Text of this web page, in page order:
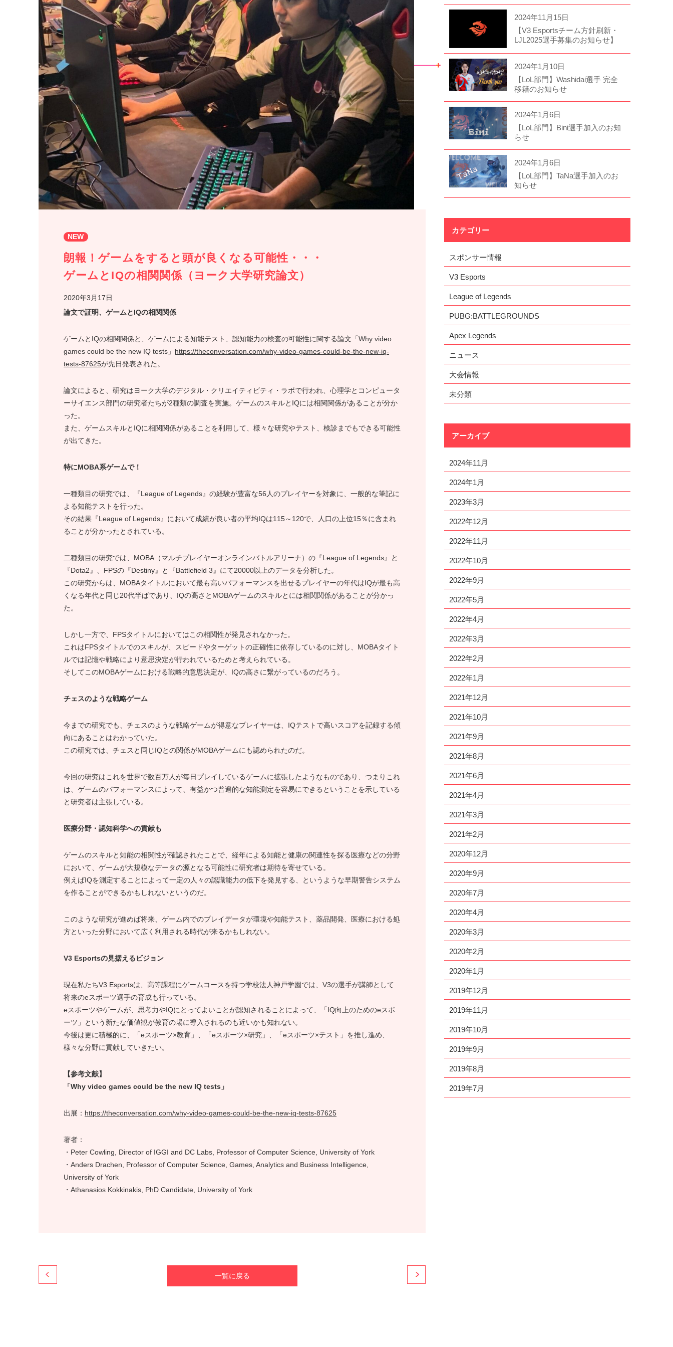
NEW
朗報！ゲームをすると頭が良くなる可能性・・・
ゲームとIQの相関関係（ヨーク大学研究論文）
2020年3月17日
論文で証明、ゲームとIQの相関関係
ゲームとIQの相関関係と、ゲームによる知能テスト、認知能力の検査の可能性に関する論文「Why video
games could be the new IQ tests」 https://theconversation.com/why-video-games-could-be-the-new-iq-
tests-87625が先日発表された。
論文によると、研究はヨーク大学のデジタル・クリエイティビティ・ラボで行われ、心理学とコンピュータ
ーサイエンス部門の研究者たちが2種類の調査を実施。ゲームのスキルとIQには相関関係があることが分か
った。
また、ゲームスキルとIQに相関関係があることを利用して、様々な研究やテスト、検診までもできる可能性
が出てきた。
特にMOBA系ゲームで！
一種類目の研究では、『League of Legends』の経験が豊富な56人のプレイヤーを対象に、一般的な筆記に
よる知能テストを行った。
その結果『League of Legends』において成績が良い者の平均IQは115～120で、人口の上位15％に含まれ
ることが分かったとされている。
二種類目の研究では、MOBA（マルチプレイヤーオンラインバトルアリーナ）の『League of Legends』と
『Dota2』、FPSの『Destiny』と『Battlefield 3』にて20000以上のデータを分析した。
この研究からは、MOBAタイトルにおいて最も高いパフォーマンスを出せるプレイヤーの年代はIQが最も高
くなる年代と同じ20代半ばであり、IQの高さとMOBAゲームのスキルとには相関関係があることが分かっ
た。
しかし一方で、FPSタイトルにおいてはこの相関性が発見されなかった。
これはFPSタイトルでのスキルが、スピードやターゲットの正確性に依存しているのに対し、MOBAタイト
ルでは記憶や戦略により意思決定が行われているためと考えられている。
そしてこのMOBAゲームにおける戦略的意思決定が、IQの高さに繋がっているのだろう。
チェスのような戦略ゲーム
今までの研究でも、チェスのような戦略ゲームが得意なプレイヤーは、IQテストで高いスコアを記録する傾
向にあることはわかっていた。
この研究では、チェスと同じIQとの関係がMOBAゲームにも認められたのだ。
今回の研究はこれを世界で数百万人が毎日プレイしているゲームに拡張したようなものであり、つまりこれ
は、ゲームのパフォーマンスによって、有益かつ普遍的な知能測定を容易にできるということを示している
と研究者は主張している。
医療分野・認知科学への貢献も
ゲームのスキルと知能の相関性が確認されたことで、経年による知能と健康の関連性を探る医療などの分野
において、ゲームが大規模なデータの源となる可能性に研究者は期待を寄せている。
例えばIQを測定することによって一定の人々の認識能力の低下を発見する、というような早期警告システム
を作ることができるかもしれないというのだ。
このような研究が進めば将来、ゲーム内でのプレイデータが環境や知能テスト、薬品開発、医療における処
方といった分野において広く利用される時代が来るかもしれない。
V3 Esportsの見据えるビジョン
現在私たちV3 Esportsは、高等課程にゲームコースを持つ学校法人神戸学園では、V3の選手が講師として
将来のeスポーツ選手の育成も行っている。
eスポーツやゲームが、思考力やIQにとってよいことが認知されることによって、「IQ向上のためのeスポ
ーツ」という新たな価値観が教育の場に導入されるのも近いかも知れない。
今後は更に積極的に、「eスポーツ×教育」、「eスポーツ×研究」、「eスポーツ×テスト」を推し進め、
様々な分野に貢献していきたい。
【参考文献】
「Why video games could be the new IQ tests」
出展： https://theconversation.com/why-video-games-could-be-the-new-iq-tests-87625
著者：
・Peter Cowling, Director of IGGI and DC Labs, Professor of Computer Science, University of York
・Anders Drachen, Professor of Computer Science, Games, Analytics and Business Intelligence,
University of York
・Athanasios Kokkinakis, PhD Candidate, University of York
一覧に戻る
2024年11月15日
【V3 Esportsチーム方針刷新・
LJL2025選手募集のお知らせ】
2024年1月10日
【LoL部門】Washidai選手 完全
移籍のお知らせ
2024年1月6日
【LoL部門】Bini選手加入のお知
らせ
2024年1月6日
【LoL部門】TaNa選手加入のお
知らせ
カテゴリー
スポンサー情報
V3 Esports
League of Legends
PUBG:BATTLEGROUNDS
Apex Legends
ニュース
大会情報
未分類
アーカイブ
2024年11月
2024年1月
2023年3月
2022年12月
2022年11月
2022年10月
2022年9月
2022年5月
2022年4月
2022年3月
2022年2月
2022年1月
2021年12月
2021年10月
2021年9月
2021年8月
2021年6月
2021年4月
2021年3月
2021年2月
2020年12月
2020年9月
2020年7月
2020年4月
2020年3月
2020年2月
2020年1月
2019年12月
2019年11月
2019年10月
2019年9月
2019年8月
2019年7月